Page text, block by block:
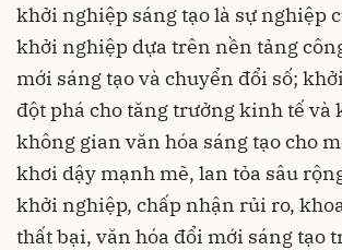
khởi nghiệp sáng tạo là sự nghiệp
khởi nghiệp dựa trên nền tảng
mới sáng tạo và chuyển đổi số;
đột phá cho tăng trưởng kinh tế và
không gian văn hóa sáng tạo cho
khơi dậy mạnh mẽ, lan tỏa sâu
khởi nghiệp, chấp nhận rủi ro,
thất bại, văn hóa đổi mới sáng tạo